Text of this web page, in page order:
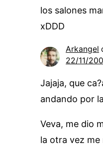
los salones
xDDD
Arkangel
22/11/
Jajaja, que
andando por
Veva, me dio
la otra vez